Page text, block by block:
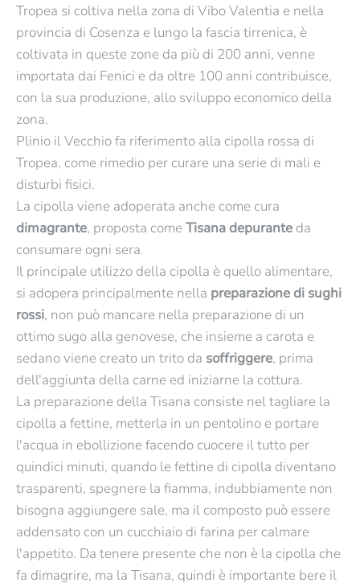
Tropea si coltiva nella zona di Vibo Valentia e nella
provincia di Cosenza e lungo la fascia tirrenica, è
coltivata in queste zone da più di 200 anni, venne
importata dai Fenici e da oltre 100 anni contribuisce,
con la sua produzione, allo sviluppo economico della
zona.
Plinio il Vecchio fa riferimento alla cipolla rossa di
Tropea, come rimedio per curare una serie di mali e
disturbi fisici.
La cipolla viene adoperata anche come cura
dimagrante, proposta come Tisana depurante da
consumare ogni sera.
Il principale utilizzo della cipolla è quello alimentare,
si adopera principalmente nella preparazione di sughi
rossi, non può mancare nella preparazione di un
ottimo sugo alla genovese, che insieme a carota e
sedano viene creato un trito da soffriggere, prima
dell'aggiunta della carne ed iniziarne la cottura.
La preparazione della Tisana consiste nel tagliare la
cipolla a fettine, metterla in un pentolino e portare
l'acqua in ebollizione facendo cuocere il tutto per
quindici minuti, quando le fettine di cipolla diventano
trasparenti, spegnere la fiamma, indubbiamente non
bisogna aggiungere sale, ma il composto può essere
addensato con un cucchiaio di farina per calmare
l'appetito. Da tenere presente che non è la cipolla che
fa dimagrire, ma la Tisana, quindi è importante bere il